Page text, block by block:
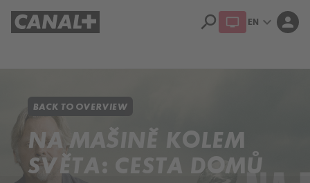
search EN expand_more person
BACK TO OVERVIEW
NA MAŠINĚ KOLEM
SVĚTA: CESTA DOMŮ